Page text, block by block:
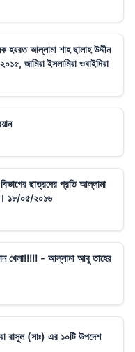
হযরত আল্লামা শাহ ছালাহ উদ্দীন
জামিয়া ইসলামিয়া ওবাইদিয়া
বিভাগের ছাত্রদের প্রতি আল্লামা
১৮/০৫/২০১৬
রাসুল (সাঃ) এর ১০টি উপদেশ